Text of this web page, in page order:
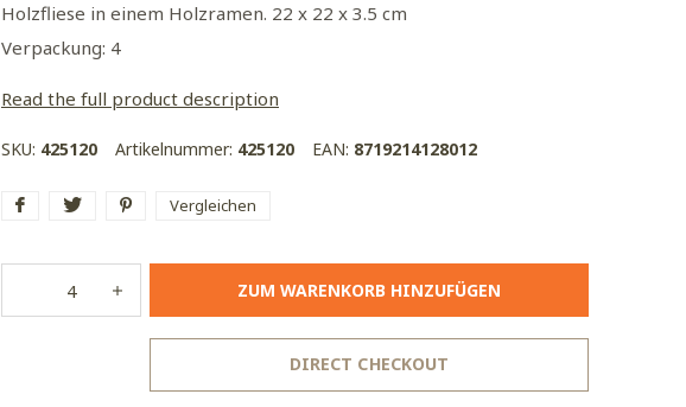
Holzfliese in einem Holzramen. 22 x 22 x 3.5 cm
Verpackung: 4
Read the full product description
SKU: 425120 Artikelnummer: 425120 EAN: 8719214128012
Vergleichen
ZUM WARENKORB HINZUFÜGEN
DIRECT CHECKOUT